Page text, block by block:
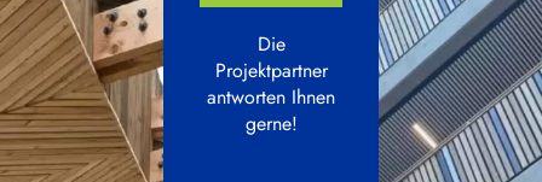
Die
Projektpartner
antworten Ihnen
gerne!